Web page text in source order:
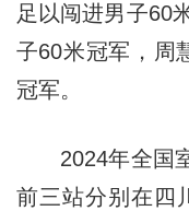
足以闯进男子60
子60米冠军，周
冠军。
2024年全国室
前三站分别在四